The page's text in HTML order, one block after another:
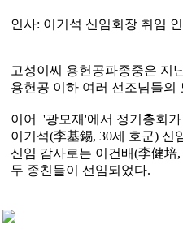
인사: 이기석 신임회장 취임
고성이씨 용헌공파종중은 지
용헌공 이하 여러 선조님들의
이어 '광모재'에서 정기총회
이기석(李基錫, 30세 호군) 신
신임 감사로는 이건배(李健培
두 종친들이 선임되었다.